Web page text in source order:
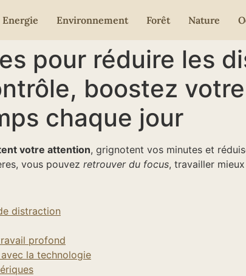
Energie Environnement Forêt Nature
pour réduire les
boostez
chaque jour
votre attention, grignotent vos minutes et
vous pouvez retrouver du focus, travailler
distraction
profond
la technologie